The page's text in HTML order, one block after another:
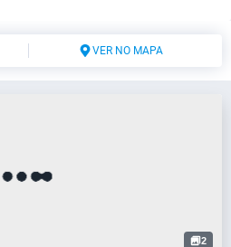
VER NO MAPA
2